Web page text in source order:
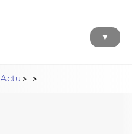
▼
Actu